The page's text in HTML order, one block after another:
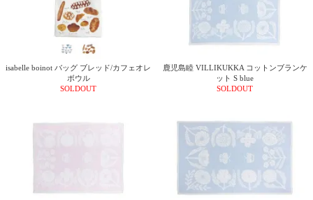
isabelle boinot バッグ ブレッド/カフェオレ
ボウル
SOLDOUT
鹿児島睦 VILLIKUKKA コットンブランケ
ット S blue
SOLDOUT